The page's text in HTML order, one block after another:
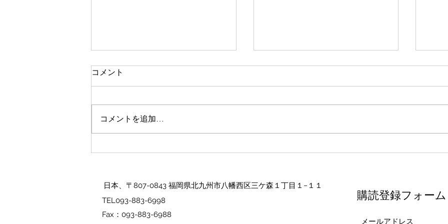
大分トキハわさだタウン
わさだタウンの出店 終了致しま
ました☀️ 本日 7月23日からは ト
キハ本店に出店致しております🌸
お近くにお越しの際は ぜひお立
大分トキハわさだタウン
4月23日から5月6日まで出店いた
お
4月
会 に
コメント
コメントを追加…
日本、〒807-0843 福岡県北九州市八幡西区三ケ森１丁目１−１１
TEL093-883-6998
Fax：093-883-6988
購読登録フォーム